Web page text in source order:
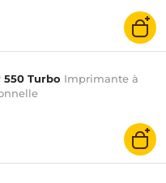
550 Turbo Imprimante à